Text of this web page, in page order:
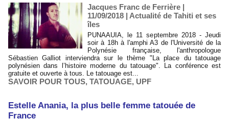
Jacques Franc de Ferrière |
11/09/2018 | Actualité de Tahiti et ses
îles
PUNAAUIA, le 11 septembre 2018 - Jeudi
soir à 18h à l'amphi A3 de l'Université de la
Polynésie française, l'anthropologue
Sébastien Galliot interviendra sur le thème "La place du tatouage
polynésien dans l’histoire moderne du tatouage". La conférence est
gratuite et ouverte à tous. Le tatouage est...
SAVOIR POUR TOUS, TATOUAGE, UPF
Estelle Anania, la plus belle femme tatouée de
France